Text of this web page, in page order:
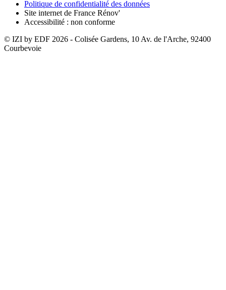
Politique de confidentialité des données
Site internet de France Rénov'
Accessibilité : non conforme
© IZI by EDF 2026 - Colisée Gardens, 10 Av. de l'Arche, 92400
Courbevoie